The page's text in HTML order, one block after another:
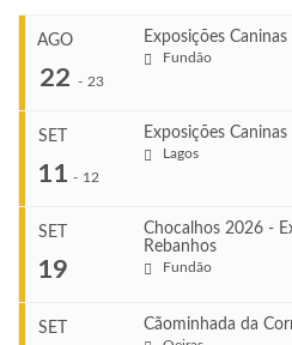
AGO
22 - 23
Exposições
Fundão
COMEÇA
Ago 22, 2026
Ago 23, 2026
SET
11 - 12
Exposições
Lagos
SET
19
Chocalhos 2026 -
Rebanhos
Fundão
SET Cãominhada da